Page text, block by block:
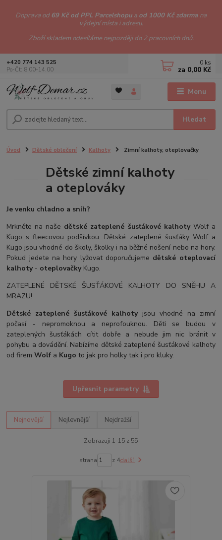
Doprava od69 Kč od PPL Parcelshopu a od 1000 Kč zdarma na
výdejní místa i adresu.
Zboží skladem odesíláme nejpozději do 2 pracovních dnů.
Menu
Hledat
+420 774 143 525
Po-Čt: 8.00-14.00
0 ks
za 0,00 Kč
Úvod Dětské oblečení Kalhoty Zimní kalhoty, oteplovačky
Dětské zimní kalhoty
a oteplováky
Je venku chladno a sníh?
Mrkněte na naše dětské zateplené šusťákové kalhotyWolf a
Kugo s fleecovou podšívkou. Dětské zateplené šusťáky Wolf a
Kugo jsou vhodné do školy, školky i na běžné nošení nebo na hory.
Pokud jedete na hory lyžovat doporučujeme dětské oteplovací
kalhoty- oteplovačkyKugo.
ZATEPLENÉ DĚTSKÉ ŠUSŤÁKOVÉ KALHOTY DO SNĚHU A
MRAZU!
Dětské zateplené šusťákové kalhotyjsou vhodné na zimní
počasí - nepromoknou a neprofouknou. Děti se budou v
zateplených šusťákách cítit dobře a nebude jim nic bránit v
pohybu a dovádění. Nabízíme dětské zateplené šusťákové kalhoty
od firemWolf a Kugoto jak pro holky tak i pro kluky.
Upřesnit parametry
Nejnovější Nejlevnější Nejdražší
Zobrazuji 1-15 z 55
strana z 4další